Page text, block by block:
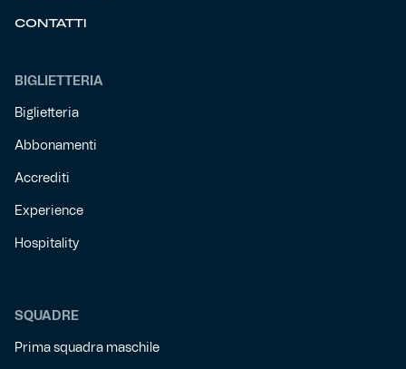
CONTATTI
BIGLIETTERIA
Biglietteria
Abbonamenti
Accrediti
Experience
Hospitality
SQUADRE
Prima squadra maschile